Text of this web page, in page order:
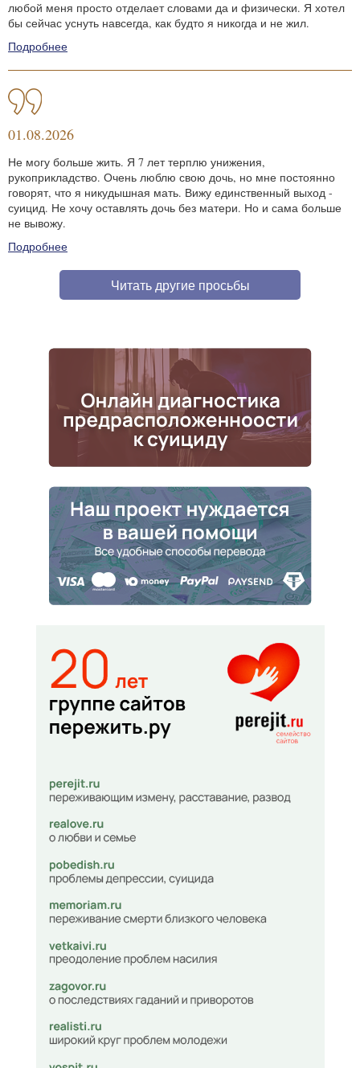
любой меня просто отделает словами да и физически. Я хотел
бы сейчас уснуть навсегда, как будто я никогда и не жил.
Подробнее
01.08.2026
Не могу больше жить. Я 7 лет терплю унижения,
рукоприкладство. Очень люблю свою дочь, но мне постоянно
говорят, что я никудышная мать. Вижу единственный выход -
суицид. Не хочу оставлять дочь без матери. Но и сама больше
не вывожу.
Подробнее
Читать другие просьбы